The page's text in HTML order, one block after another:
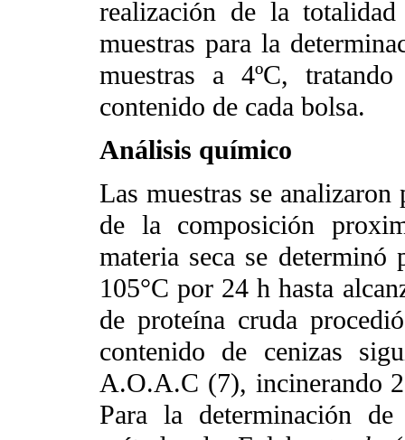
realización de la
muestras para la
muestras a 4ºC,
contenido de cada bolsa.
Análisis químico
Las muestras se
de la composición
materia seca se
105°C por 24 h hasta
de proteína cruda
contenido de cenizas
A.O.A.C (7), incinerando
Para la determinación